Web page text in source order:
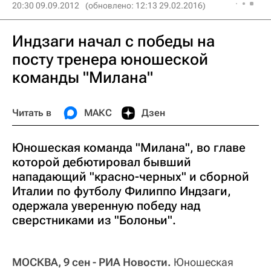
20:30 09.09.2012 (обновлено: 12:13 29.02.2016)
Индзаги начал с победы на
посту тренера юношеской
команды "Милана"
Читать в МАКС Дзен
Юношеская команда "Милана", во главе
которой дебютировал бывший
нападающий "красно-черных" и сборной
Италии по футболу Филиппо Индзаги,
одержала уверенную победу над
сверстниками из "Болоньи".
МОСКВА, 9 сен - РИА Новости. Юношеская